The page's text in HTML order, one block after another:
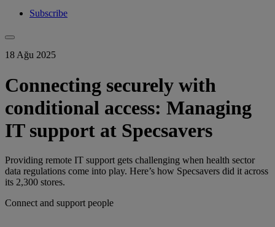
Subscribe
18 Ağu 2025
Connecting securely with
conditional access: Managing
IT support at Specsavers
Providing remote IT support gets challenging when health sector
data regulations come into play. Here’s how Specsavers did it across
its 2,300 stores.
Connect and support people